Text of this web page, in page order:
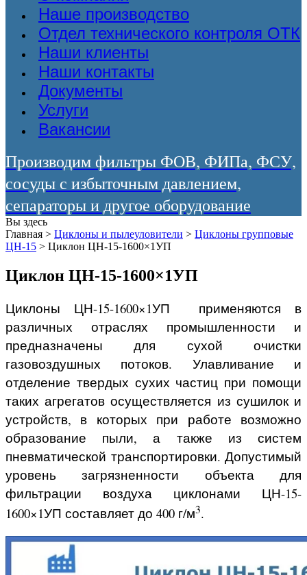
Наше производство
Отдел технического контроля ОТК
Наши клиенты
Наши контакты
Документы
Услуги
Вакансии
Производим фильтры ФОВ, ФИПа, ФСУ,
сосуды с избыточным давлением,
сепараторы и другое оборудование
Вы здесь
Главная > Циклоны и пылеуловители > Циклоны групповые
ЦН-15 > Циклон ЦН-15-1600×1УП
Циклон ЦН-15-1600×1УП
Циклоны ЦН-15-1600×1УП применяются в
различных отраслях промышленности и
предназначены для сухой очистки
газовоздушных потоков. Улавливание и
отделение твердых сухих частиц при помощи
таких агрегатов осуществляется из сушилок и
устройств, в которых при работе возможно
образование пыли, а также из систем
пневматической транспортировки. Допустимый
уровень загрязненности объекта для
фильтрации воздуха циклонами ЦН-15-
1600×1УП составляет до 400 г/м3.